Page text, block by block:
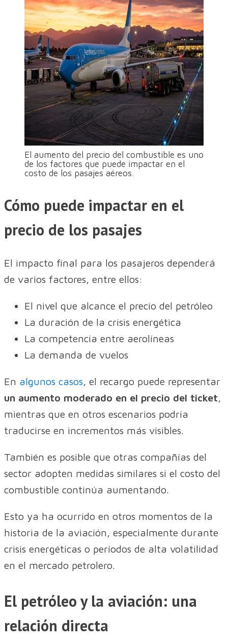
El aumento del precio del combustible es uno
de los factores que puede impactar en el
costo de los pasajes aéreos.
Cómo puede impactar en el
precio de los pasajes
El impacto final para los pasajeros dependerá
de varios factores, entre ellos:
El nivel que alcance el precio del petróleo
La duración de la crisis energética
La competencia entre aerolíneas
La demanda de vuelos
En algunos casos, el recargo puede representar
un aumento moderado en el precio del ticket,
mientras que en otros escenarios podría
traducirse en incrementos más visibles.
También es posible que otras compañías del
sector adopten medidas similares si el costo del
combustible continúa aumentando.
Esto ya ha ocurrido en otros momentos de la
historia de la aviación, especialmente durante
crisis energéticas o períodos de alta volatilidad
en el mercado petrolero.
El petróleo y la aviación: una
relación directa